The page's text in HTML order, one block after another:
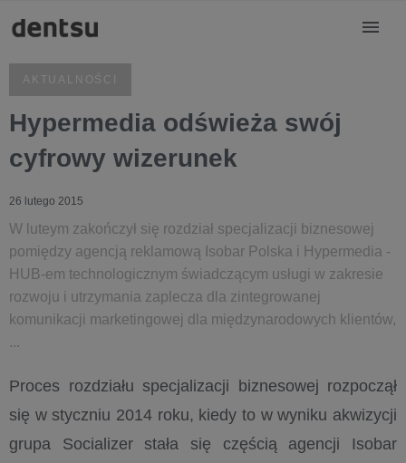
AKTUALNOŚCI
Hypermedia odświeża swój
cyfrowy wizerunek
26 lutego 2015
W luteym zakończył się rozdział specjalizacji biznesowej
pomiędzy agencją reklamową Isobar Polska i Hypermedia -
HUB-em technologicznym świadczącym usługi w zakresie
rozwoju i utrzymania zaplecza dla zintegrowanej
komunikacji marketingowej dla międzynarodowych klientów,
...
Proces rozdziału specjalizacji biznesowej rozpoczął
się w styczniu 2014 roku, kiedy to w wyniku akwizycji
grupa Socializer stała się częścią agencji Isobar